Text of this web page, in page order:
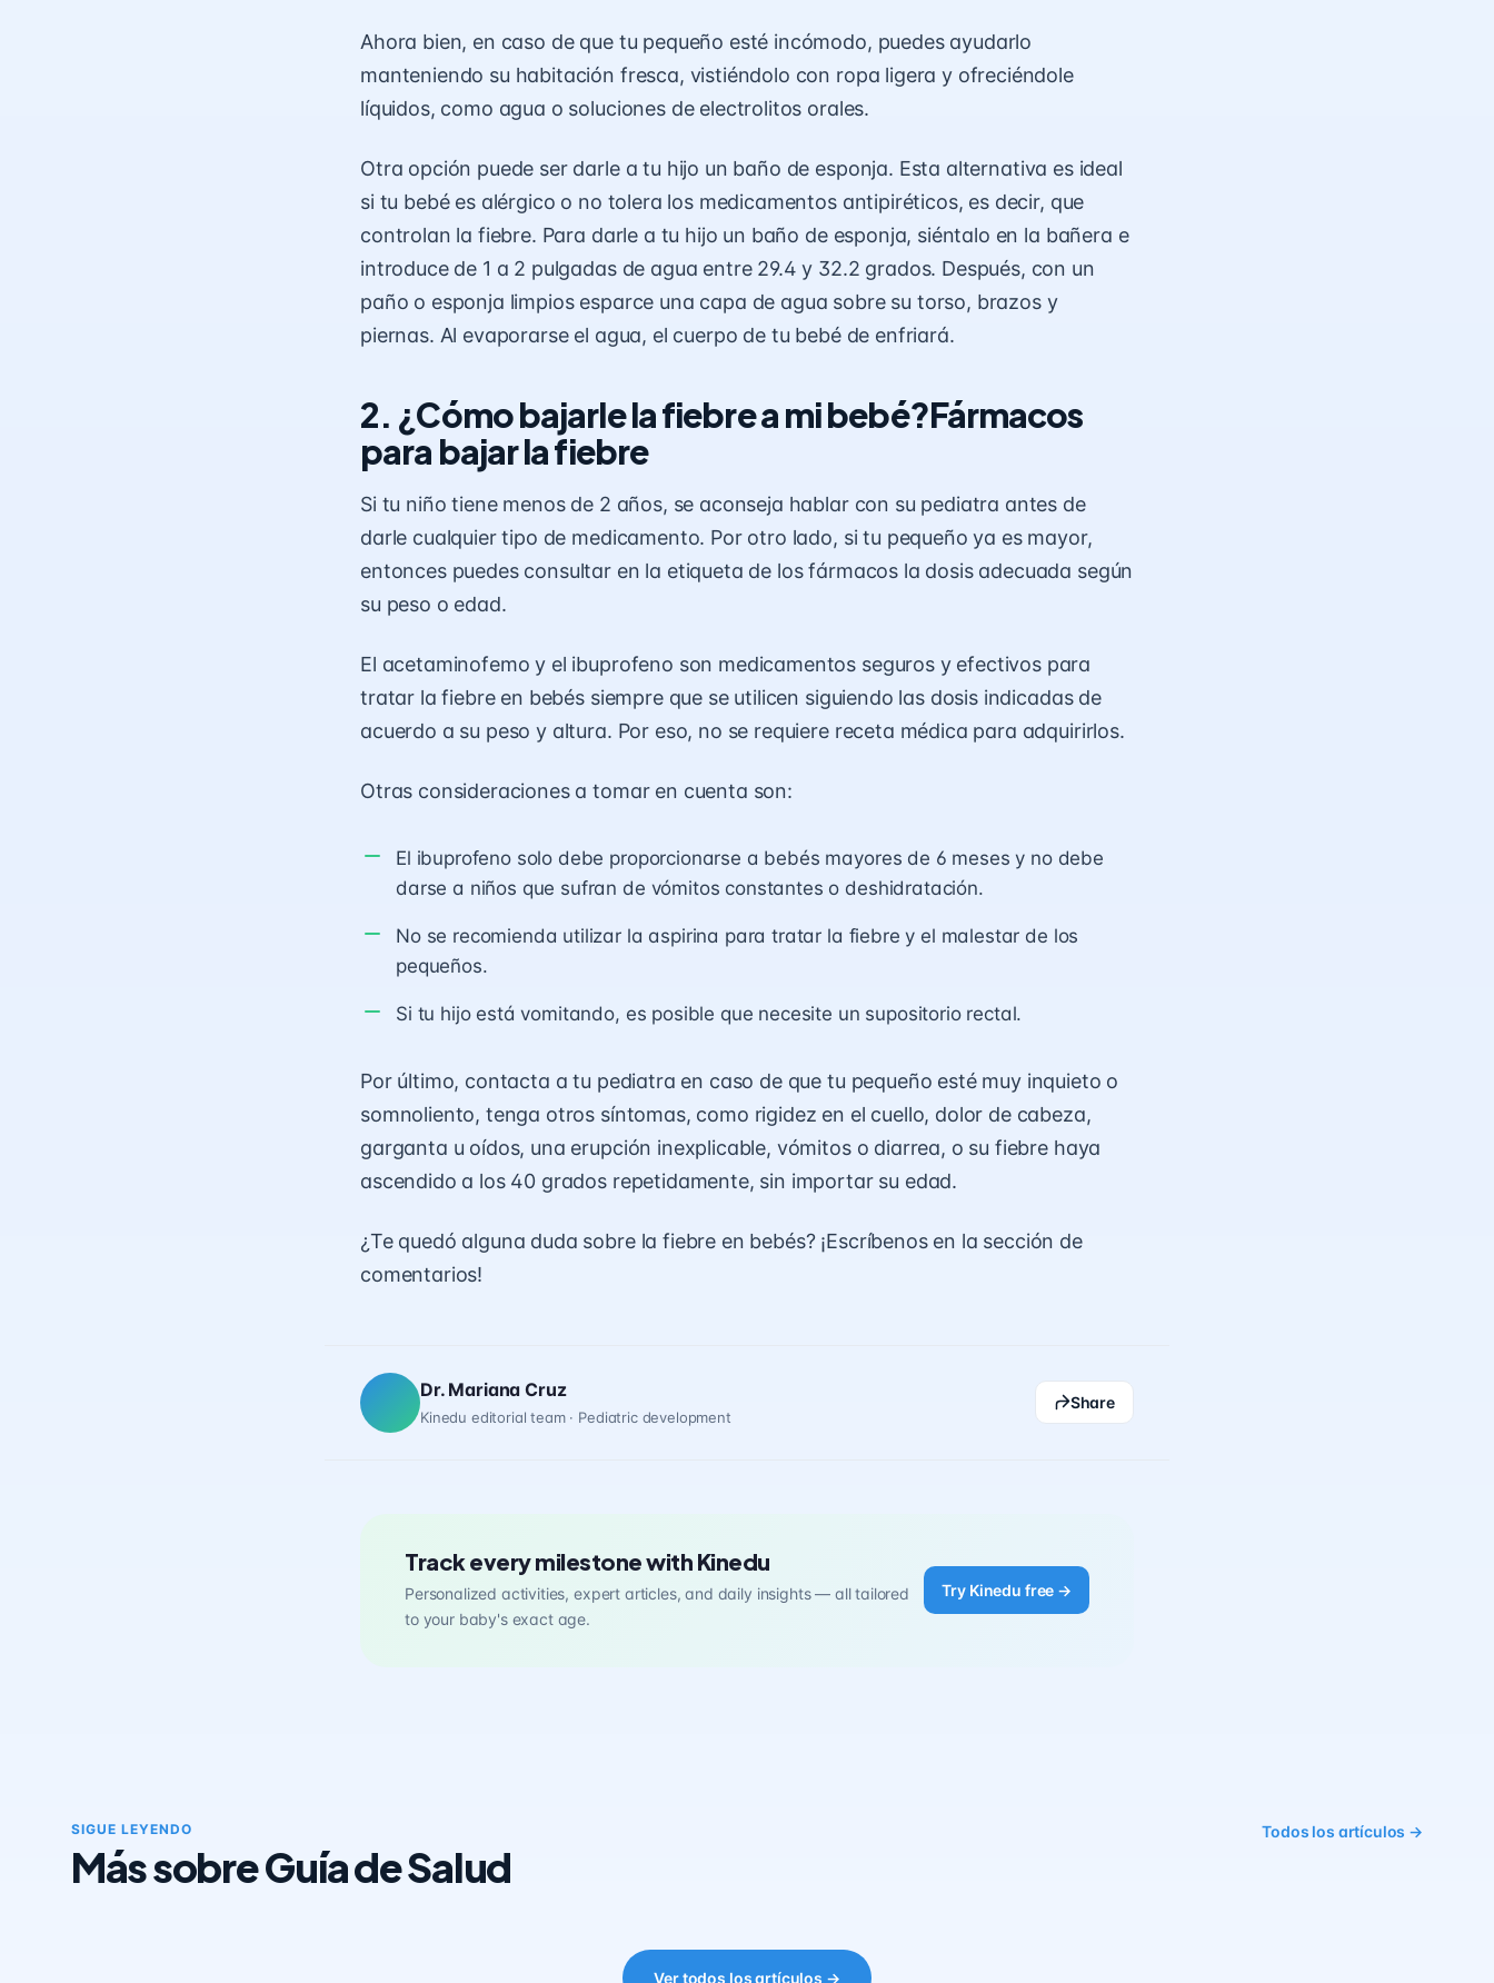
Ahora bien, en caso de que tu pequeño esté incómodo, puedes ayudarlo
manteniendo su habitación fresca, vistiéndolo con ropa ligera y ofreciéndole
líquidos, como agua o soluciones de electrolitos orales.
Otra opción puede ser darle a tu hijo un baño de esponja. Esta alternativa es ideal
si tu bebé es alérgico o no tolera los medicamentos antipiréticos, es decir, que
controlan la fiebre. Para darle a tu hijo un baño de esponja, siéntalo en la bañera e
introduce de 1 a 2 pulgadas de agua entre 29.4 y 32.2 grados. Después, con un
paño o esponja limpios esparce una capa de agua sobre su torso, brazos y
piernas. Al evaporarse el agua, el cuerpo de tu bebé de enfriará.
2. ¿Cómo bajarle la fiebre a mi bebé?Fármacos
para bajar la fiebre
Si tu niño tiene menos de 2 años, se aconseja hablar con su pediatra antes de
darle cualquier tipo de medicamento. Por otro lado, si tu pequeño ya es mayor,
entonces puedes consultar en la etiqueta de los fármacos la dosis adecuada según
su peso o edad.
El acetaminofemo y el ibuprofeno son medicamentos seguros y efectivos para
tratar la fiebre en bebés siempre que se utilicen siguiendo las dosis indicadas de
acuerdo a su peso y altura. Por eso, no se requiere receta médica para adquirirlos.
Otras consideraciones a tomar en cuenta son:
El ibuprofeno solo debe proporcionarse a bebés mayores de 6 meses y no debe
darse a niños que sufran de vómitos constantes o deshidratación.
No se recomienda utilizar la aspirina para tratar la fiebre y el malestar de los
pequeños.
Si tu hijo está vomitando, es posible que necesite un supositorio rectal.
Por último, contacta a tu pediatra en caso de que tu pequeño esté muy inquieto o
somnoliento, tenga otros síntomas, como rigidez en el cuello, dolor de cabeza,
garganta u oídos, una erupción inexplicable, vómitos o diarrea, o su fiebre haya
ascendido a los 40 grados repetidamente, sin importar su edad.
¿Te quedó alguna duda sobre la fiebre en bebés? ¡Escríbenos en la sección de
comentarios!
Dr. Mariana Cruz
Kinedu editorial team · Pediatric development
Share
Track every milestone with Kinedu
Personalized activities, expert articles, and daily insights — all tailored
to your baby's exact age.
Try Kinedu free →
SIGUE LEYENDO
Más sobre Guía de Salud
Todos los artículos →
Ver todos los artículos →